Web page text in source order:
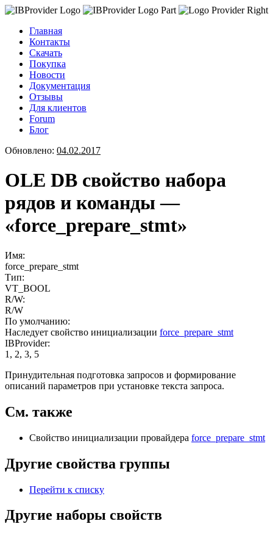
Главная
Контакты
Скачать
Покупка
Новости
Документация
Отзывы
Для клиентов
Forum
Блог
Обновлено: 04.02.2017
OLE DB свойство набора
рядов и команды —
«force_prepare_stmt»
Имя:
force_prepare_stmt
Тип:
VT_BOOL
R/W:
R/W
По умолчанию:
Наследует свойство инициализации force_prepare_stmt
IBProvider:
1, 2, 3, 5
Принудительная подготовка запросов и формирование
описаний параметров при установке текста запроса.
См. также
Свойство инициализации провайдера force_prepare_stmt
Другие свойства группы
Перейти к списку
Другие наборы свойств